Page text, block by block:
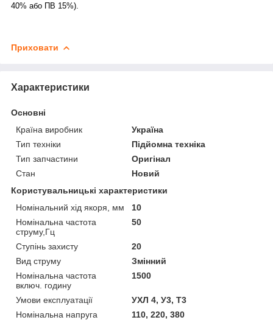
40% або ПВ 15%).
Приховати
Характеристики
Основні
Країна виробник
Україна
Тип техніки
Підйомна техніка
Тип запчастини
Оригінал
Стан
Новий
Користувальницькі характеристики
Номінальний хід якоря, мм
10
Номінальна частота
струму,Гц
50
Ступінь захисту
20
Вид струму
Змінний
Номінальна частота
включ. годину
1500
Умови експлуатації
УХЛ 4, У3, Т3
Номінальна напруга
110, 220, 380